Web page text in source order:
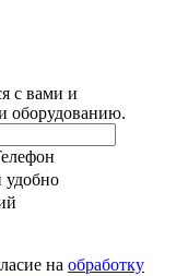
с вами и
оборудованию.
удобно
на обработку